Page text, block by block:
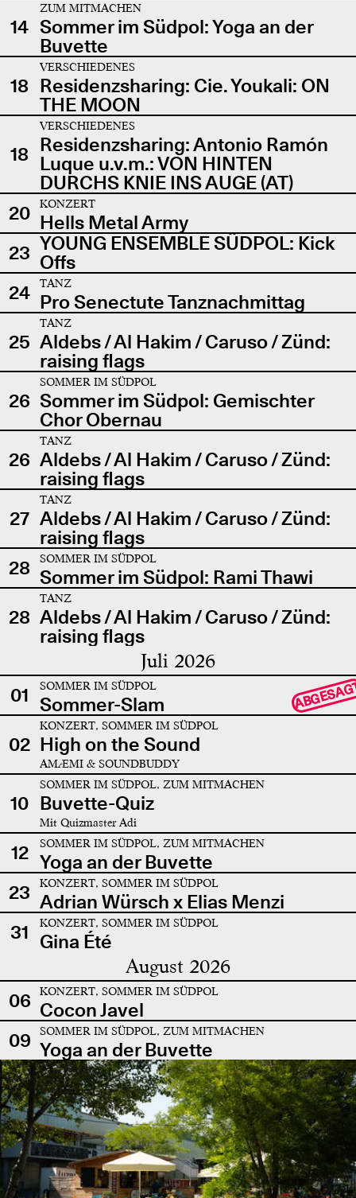
14
ZUM MITMACHEN
Sommer im Südpol: Yoga an der
Buvette
18
VERSCHIEDENES
Residenzsharing: Cie. Youkali: ON
THE MOON
18
VERSCHIEDENES
Residenzsharing: Antonio Ramón
Luque u.v.m.: VON HINTEN
DURCHS KNIE INS AUGE (AT)
20
KONZERT
Hells Metal Army
23 YOUNG ENSEMBLE SÜDPOL: Kick
Offs
24
TANZ
Pro Senectute Tanznachmittag
25
TANZ
Aldebs / Al Hakim / Caruso / Zünd:
raising flags
26
SOMMER IM SÜDPOL
Sommer im Südpol: Gemischter
Chor Obernau
26
TANZ
Aldebs / Al Hakim / Caruso / Zünd:
raising flags
27
TANZ
Aldebs / Al Hakim / Caruso / Zünd:
raising flags
28
SOMMER IM SÜDPOL
Sommer im Südpol: Rami Thawi
28
TANZ
Aldebs / Al Hakim / Caruso / Zünd:
raising flags
Juli 2026
01 SOMMER IM SÜDPOL
Sommer-Slam
02
KONZERT, SOMMER IM SÜDPOL
High on the Sound
AMÆMI & SOUNDBUDDY
10
SOMMER IM SÜDPOL, ZUM MITMACHEN
Buvette-Quiz
Mit Quizmaster Adi
12 SOMMER IM SÜDPOL, ZUM MITMACHEN
Yoga an der Buvette
23
KONZERT, SOMMER IM SÜDPOL
Adrian Würsch x Elias Menzi
31
KONZERT, SOMMER IM SÜDPOL
Gina Été
August 2026
06 KONZERT, SOMMER IM SÜDPOL
Cocon Javel
09
SOMMER IM SÜDPOL, ZUM MITMACHEN
Yoga an der Buvette